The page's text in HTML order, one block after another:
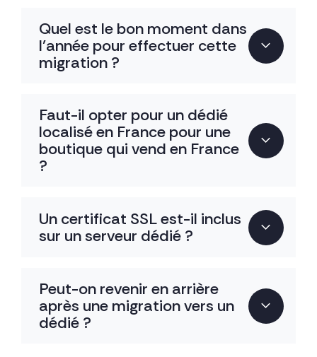
Quel est le bon moment dans
l’année pour effectuer cette
migration ?
Faut-il opter pour un dédié
localisé en France pour une
boutique qui vend en France
?
Un certificat SSL est-il inclus
sur un serveur dédié ?
Peut-on revenir en arrière
après une migration vers un
dédié ?